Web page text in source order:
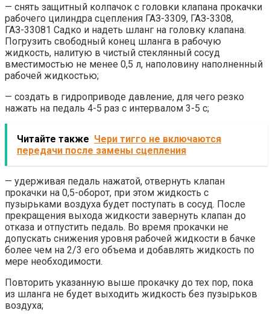
— снять защитный колпачок с головки клапана прокачки
рабочего цилиндра сцепления ГАЗ-3309, ГАЗ-3308,
ГАЗ-33081 Садко и надеть шланг на головку клапана.
Погрузить свободный конец шланга в рабочую
жидкость, налитую в чистый стеклянный сосуд
вместимостью не менее 0,5 л, наполовину наполненный
рабочей жидкостью;
— создать в гидроприводе давление, для чего резко
нажать на педаль 4-5 раз с интервалом 3-5 с;
Читайте также Чери тигго не включаются
передачи после замены сцепления
— удерживая педаль нажатой, отвернуть клапан
прокачки на 0,5-оборот, при этом жидкость с
пузырьками воздуха будет поступать в сосуд. После
прекращения выхода жидкости завернуть клапан до
отказа и отпустить педаль. Во время прокачки не
допускать снижения уровня рабочей жидкости в бачке
более чем на 2/3 его объема и добавлять жидкость по
мере необходимости.
Повторить указанную выше прокачку до тех пор, пока
из шланга не будет выходить жидкость без пузырьков
воздуха;